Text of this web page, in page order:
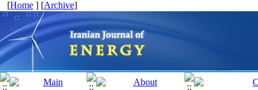
[Home ] [Archive]